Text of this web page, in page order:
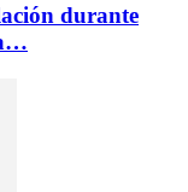
durante